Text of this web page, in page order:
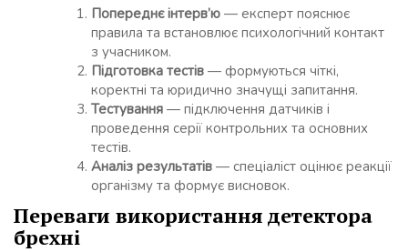
Попереднє інтерв’ю — експерт пояснює
правила та встановлює психологічний контакт
з учасником.
Підготовка тестів — формуються чіткі,
коректні та юридично значущі запитання.
Тестування — підключення датчиків і
проведення серії контрольних та основних
тестів.
Аналіз результатів — спеціаліст оцінює реакції
організму та формує висновок.
Переваги використання детектора
брехні